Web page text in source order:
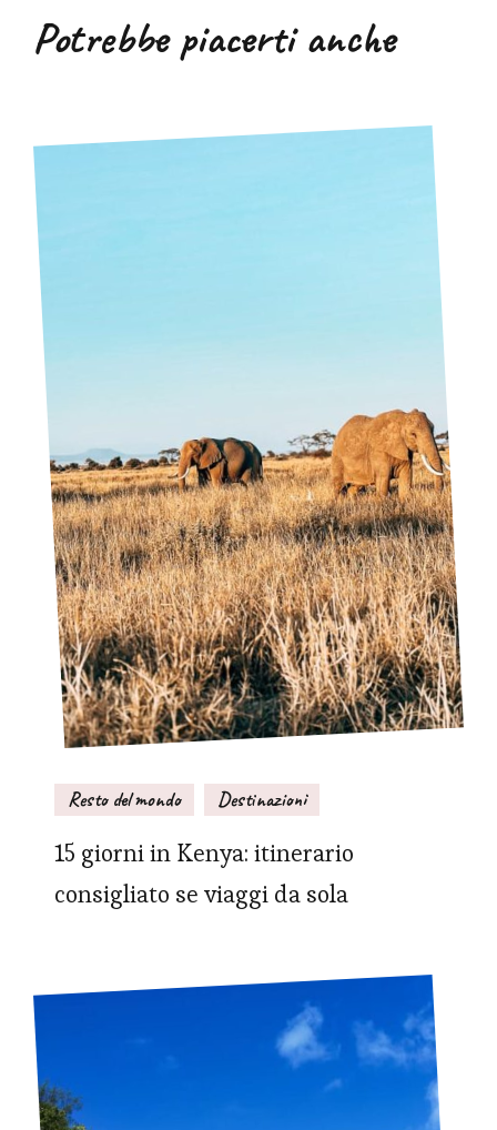
Potrebbe piacerti anche
Resto del mondo Destinazioni
15 giorni in Kenya: itinerario
consigliato se viaggi da sola